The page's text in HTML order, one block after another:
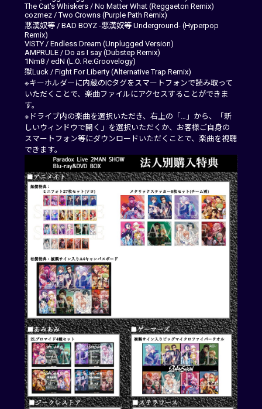
The Cat's Whiskers / No Matter What (Reggaeton Remix)
cozmez / Two Crowns (Purple Path Remix)
悪漢奴等 / BAD BOYZ -悪漢奴等 Underground- (Hyperpop
Remix)
VISTY / Endless Dream (Unplugged Version)
AMPRULE / Do as I say (Dubstep Remix)
1Nm8 / edN (L.O. Re:Groovelogy)
獄Luck / Fight For Liberty (Alternative Trap Remix)
※キーホルダーに内蔵のICタグをスマートフォンで読み取って
いただくことで、楽曲ファイルにアクセスすることができま
す。
※ドライブ内の楽曲を選択いただき、右上の「…」から、「新
しいウィンドウで開く」を選択いただくか、お客様ご自身の
スマートフォン等にダウンロードいただくことで、楽曲を視聴
できます。